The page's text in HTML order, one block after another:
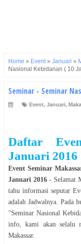
Home » Event» Januari »
Nasional Kebidanan ( 10
Seminar - Seminar
Event, Januari,
Daftar
Januari 2016
Event Seminar
Januari 2016- Selamat
tahu informasi seputar
adalah Jadwalnya. Pada
"Seminar Nasional
info, kami akan selalu
Makassar.